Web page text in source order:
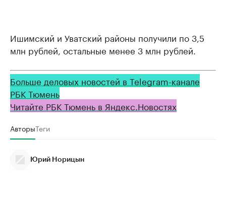
Ишимский и Уватский районы получили по 3,5
млн рублей, остальные менее 3 млн рублей.
Больше деловых новостей в Telegram-канале
РБК Тюмень
Читайте РБК Тюмень в Яндекс.Новостях
АвторыТеги
Юрий Норицын